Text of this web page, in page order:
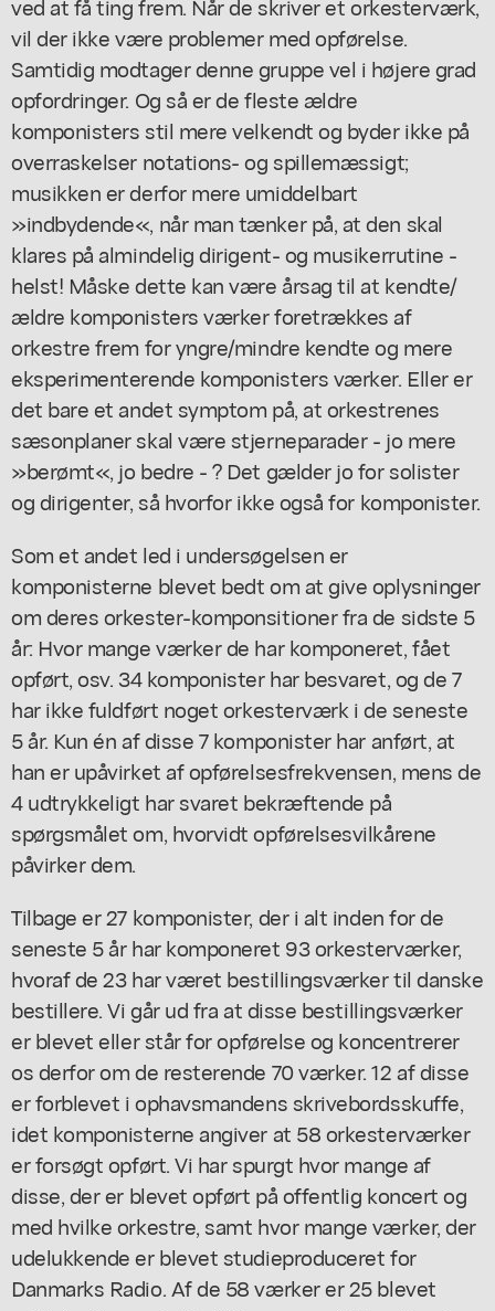
vil der ikke være problemer med opførelse.
Samtidig modtager denne gruppe vel i højere grad
opfordringer. Og så er de fleste ældre
komponisters stil mere velkendt og byder ikke på
overraskelser notations- og spillemæssigt;
musikken er derfor mere umiddelbart
»indbydende«, når man tænker på, at den skal
klares på almindelig dirigent- og musikerrutine -
helst! Måske dette kan være årsag til at kendte/
ældre komponisters værker foretrækkes af
orkestre frem for yngre/mindre kendte og mere
eksperimenterende komponisters værker. Eller er
det bare et andet symptom på, at orkestrenes
sæsonplaner skal være stjerneparader - jo mere
»berømt«, jo bedre - ? Det gælder jo for solister
og dirigenter, så hvorfor ikke også for komponister.
Som et andet led i undersøgelsen er
komponisterne blevet bedt om at give oplysninger
om deres orkester-komponsitioner fra de sidste 5
år: Hvor mange værker de har komponeret, fået
opført, osv. 34 komponister har besvaret, og de 7
har ikke fuldført noget orkesterværk i de seneste
5 år. Kun én af disse 7 komponister har anført, at
han er upåvirket af opførelsesfrekvensen, mens de
4 udtrykkeligt har svaret bekræftende på
spørgsmålet om, hvorvidt opførelsesvilkårene
påvirker dem.
Tilbage er 27 komponister, der i alt inden for de
seneste 5 år har komponeret 93 orkesterværker,
hvoraf de 23 har været bestillingsværker til danske
bestillere. Vi går ud fra at disse bestillingsværker
er blevet eller står for opførelse og koncentrerer
os derfor om de resterende 70 værker. 12 af disse
er forblevet i ophavsmandens skrivebordsskuffe,
idet komponisterne angiver at 58 orkesterværker
er forsøgt opført. Vi har spurgt hvor mange af
disse, der er blevet opført på offentlig koncert og
med hvilke orkestre, samt hvor mange værker, der
udelukkende er blevet studieproduceret for
Danmarks Radio. Af de 58 værker er 25 blevet